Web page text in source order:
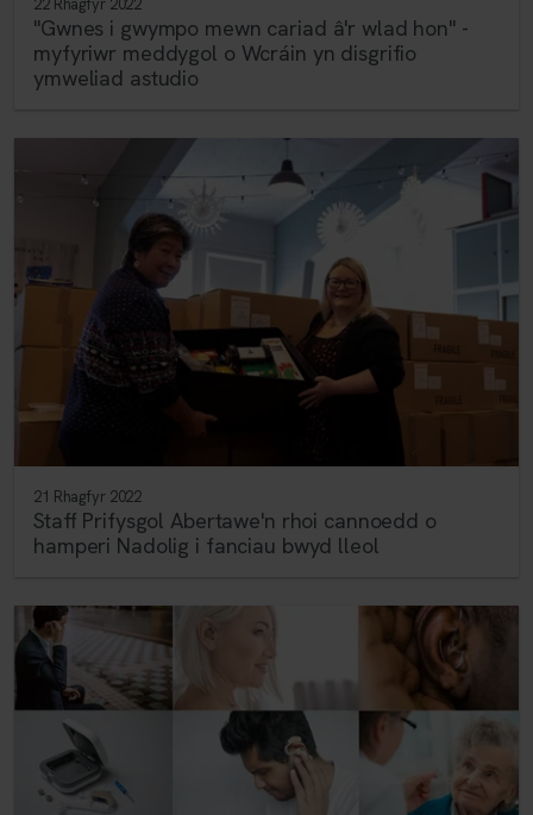
22 Rhagfyr 2022
"Gwnes i gwympo mewn cariad â'r wlad hon" -
myfyriwr meddygol o Wcráin yn disgrifio
ymweliad astudio
21 Rhagfyr 2022
Staff Prifysgol Abertawe'n rhoi cannoedd o
hamperi Nadolig i fanciau bwyd lleol